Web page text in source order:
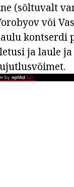
(sõltuvalt
või
kontserdi
ja laule